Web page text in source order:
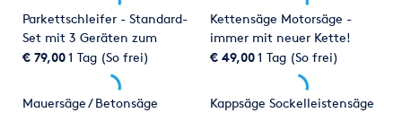
Parkettschleifer - Standard-
Set mit 3 Geräten zum
Sonderpreis
€ 79,001 Tag (So frei)
Kettensäge Motorsäge -
immer mit neuer Kette!
€ 49,001 Tag (So frei)
Mauersäge / Betonsäge
Kappsäge Sockelleistensäge